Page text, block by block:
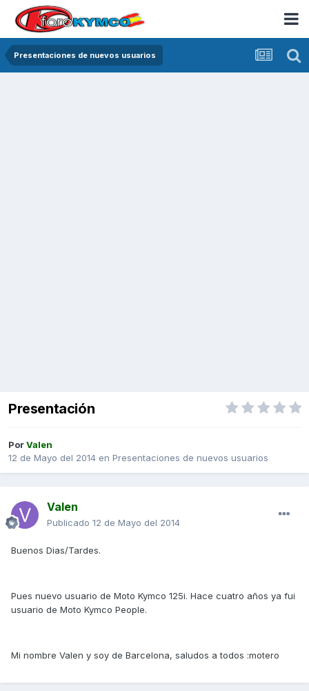
Presentaciones de nuevos usuarios
Presentación
PorValen
12 de Mayo del 2014 en Presentaciones de nuevos usuarios
Valen
Publicado 12 de Mayo del 2014
Buenos Dias/Tardes.
Pues nuevo usuario de Moto Kymco 125i. Hace cuatro años ya fui
usuario de Moto Kymco People.
Mi nombre Valen y soy de Barcelona, saludos a todos :motero